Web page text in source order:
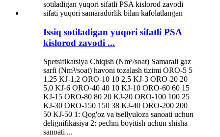
Issiq sotiladigan yuqori sifatli PSA
kislorod zavodi ...
Spetsifikatsiya Chiqish (Nm³/soat) Samarali gaz
sarfi (Nm³/soat) havoni tozalash tizimi ORO-5 5
1,25 KJ-1,2 ORO-10 10 2,5 KJ-3 ORO-20 20
5,0 KJ-6 ORO-40 40 10 KJ-10 ORO-60 60 15
KJ-15 ORO-80 80 20 KJ-20 ORO-100 100 25
KJ-30 ORO-150 150 38 KJ-40 ORO-200 200
50 KJ-50 1: Qog'oz va tsellyuloza sanoati uchun
delignifikasiya 2: pechni boyitish uchun shisha
sanoati ...